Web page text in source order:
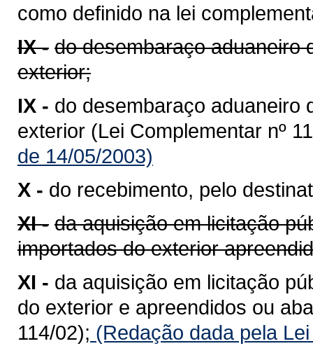
como definido na lei
IX - do desembaraço aduaneiro
exterior;
IX - do desembaraço aduaneiro
exterior (Lei Complementar nº
de 14/05/2003)
X - do recebimento, pelo
XI - da aquisição em licitação
importados do exterior
XI - da aquisição em licitação
do exterior e apreendidos ou
114/02); (Redação dada pela